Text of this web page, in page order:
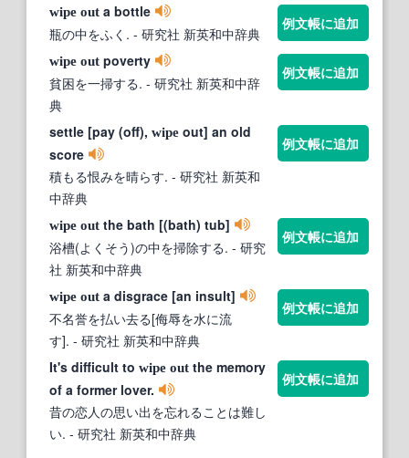
wipe out a bottle
瓶の中をふく. - 研究社 新英和中辞典
例文帳に追加
wipe out poverty
貧困を一掃する. - 研究社 新英和中辞
典
例文帳に追加
settle [pay (off), wipe out] an old
score
積もる恨みを晴らす. - 研究社 新英和
中辞典
例文帳に追加
wipe out the bath [(bath) tub]
浴槽(よくそう)の中を掃除する. - 研究
社 新英和中辞典
例文帳に追加
wipe out a disgrace [an insult]
不名誉を払い去る[侮辱を水に流
す]. - 研究社 新英和中辞典
例文帳に追加
It's difficult to wipe out the memory
of a former lover.
昔の恋人の思い出を忘れることは難し
い. - 研究社 新英和中辞典
例文帳に追加